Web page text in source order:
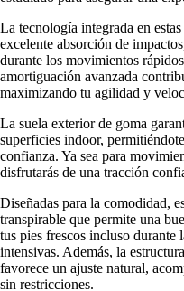
La tecnología integrada en
excelente absorción de
durante los movimientos
amortiguación avanzada
maximizando tu agilidad y
La suela exterior de goma
superficies indoor,
confianza. Ya sea para
disfrutarás de una tracción
Diseñadas para la comodidad,
transpirable que permite una
tus pies frescos incluso durante
intensivas. Además, la
favorece un ajuste natural,
sin restricciones.